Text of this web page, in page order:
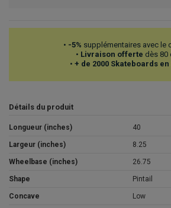
• -5% supplémentaires avec le
• Livraison offerte dès 80
• + de 2000 Skateboards en
Détails du produit
Longueur (inches) 40
Largeur (inches) 8.25
Wheelbase (inches) 26.75
Shape Pintail
Concave Low